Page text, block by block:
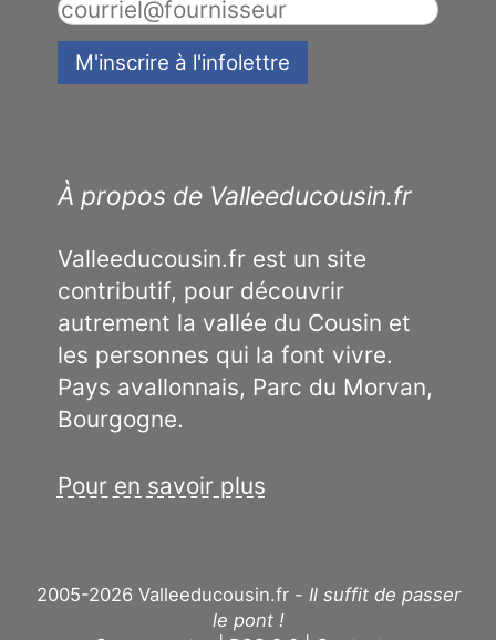
À propos de Valleeducousin.fr
Valleeducousin.fr est un site
contributif, pour découvrir
autrement la vallée du Cousin et
les personnes qui la font vivre.
Pays avallonnais, Parc du Morvan,
Bourgogne.
Pour en savoir plus
2005-2026 Valleeducousin.fr - Il suffit de passer
le pont !